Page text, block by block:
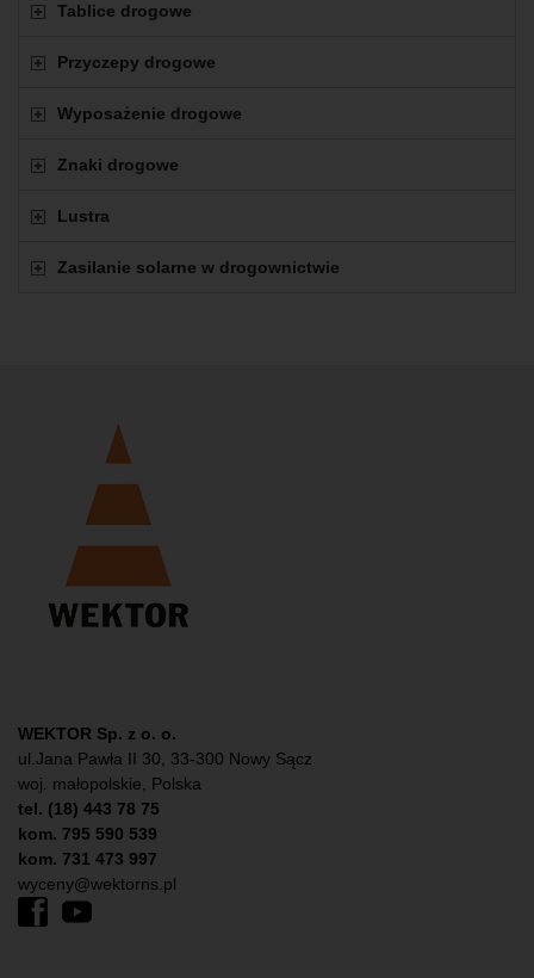
Tablice drogowe
Przyczepy drogowe
Wyposażenie drogowe
Znaki drogowe
Lustra
Zasilanie solarne w drogownictwie
WEKTOR Sp. z o. o.
ul.Jana Pawła II 30, 33-300 Nowy Sącz
woj. małopolskie, Polska
tel. (18) 443 78 75
kom. 795 590 539
kom. 731 473 997
wyceny@wektorns.pl